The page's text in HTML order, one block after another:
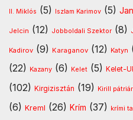
II. Miklós (5) Iszlam Karimov (5)
Jelcin (12) Jobboldali Szektor (8)
Kadirov (9) Karaganov (12) Katyn
(22) Kazany (6) Kelet (5) Kelet-
(102) Kirgizisztán (19) Kirill
(6) Kreml (26) Krím (37) krími